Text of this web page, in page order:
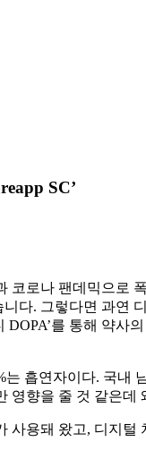
SC’
코로나 팬데믹으로
다. 그렇다면 과연
DOPA’를 통해 약
는 흡연자이다. 국내
영향을 줄 것 같은
사용돼 왔고, 디지